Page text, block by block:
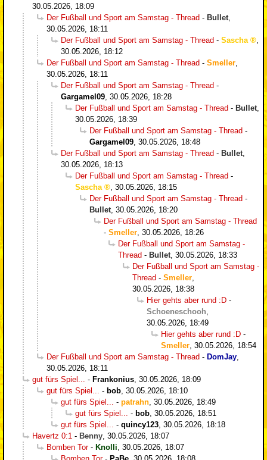
30.05.2026, 18:09
Der Fußball und Sport am Samstag - Thread - Bullet
30.05.2026, 18:11
Der Fußball und Sport am Samstag - Thread - Sascha
30.05.2026, 18:12
Der Fußball und Sport am Samstag - Thread - Smeller
30.05.2026, 18:11
Der Fußball und Sport am Samstag - Thread -
Gargamel09 30.05.2026, 18:28
Der Fußball und Sport am Samstag - Thread - Bullet
30.05.2026, 18:39
Der Fußball und Sport am Samstag - Thread -
Gargamel09 30.05.2026, 18:48
Der Fußball und Sport am Samstag - Thread - Bullet
30.05.2026, 18:13
Der Fußball und Sport am Samstag - Thread -
Sascha
30.05.2026, 18:15
Der Fußball und Sport am Samstag - Thread -
Bullet 30.05.2026, 18:20
Der Fußball und Sport am Samstag - Thread
- Smeller 30.05.2026, 18:26
Der Fußball und Sport am Samstag -
Thread - Bullet 30.05.2026, 18:33
Der Fußball und Sport am Samstag -
Thread - Smeller
30.05.2026, 18:38
Hier gehts aber rund :D -
Schoeneschooh
30.05.2026, 18:49
Hier gehts aber rund :D -
Smeller 30.05.2026, 18:54
Der Fußball und Sport am Samstag - Thread - DomJay
30.05.2026, 18:11
gut fürs Spiel...
- Frankonius 30.05.2026, 18:09
gut fürs Spiel...
- bob 30.05.2026, 18:10
gut fürs Spiel...
- patrahn 30.05.2026, 18:49
gut fürs Spiel...
- bob 30.05.2026, 18:51
gut fürs Spiel...
- quincy123 30.05.2026, 18:18
Havertz 0:1 - Benny 30.05.2026, 18:07
Bomben Tor- Knolli 30.05.2026, 18:07